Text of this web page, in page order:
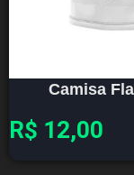
Camisa
R$ 12,00